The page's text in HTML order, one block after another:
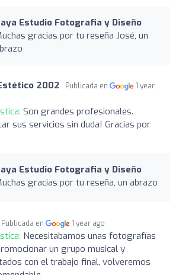
Estudio Fotografia y Diseño
gracias por tu reseña José, un
2002 Publicada en
1 year
Son grandes profesionales.
sus servicios sin duda! Gracias por
Estudio Fotografia y Diseño
gracias por tu reseña, un abrazo
Publicada en 1 year ago
Necesitabamos unas fotografías
un grupo musical y
con el trabajo final, volveremos